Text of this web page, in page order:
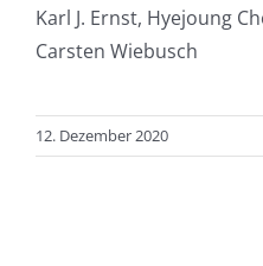
Karl J. Ernst, Hyejoung
Carsten Wiebusch
12. Dezember 2020